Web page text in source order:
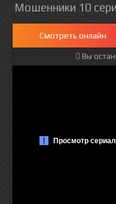
Мошенники 10
Смотреть онлайн
Вы